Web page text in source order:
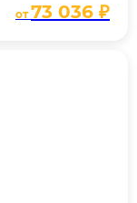
от73 036 ₽